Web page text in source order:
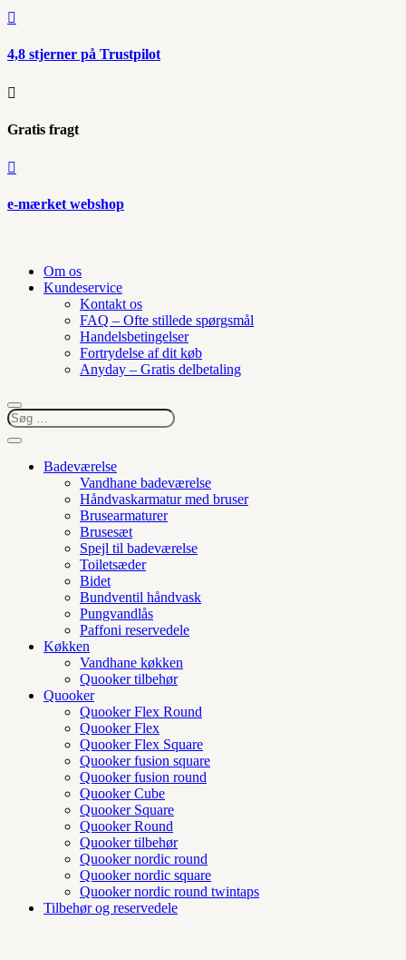

4,8 stjerner på Trustpilot

Gratis fragt

e-mærket webshop
Om os
Kundeservice
Kontakt os
FAQ – Ofte stillede spørgsmål
Handelsbetingelser
Fortrydelse af dit køb
Anyday – Gratis delbetaling
Badeværelse
Vandhane badeværelse
Håndvaskarmatur med bruser
Brusearmaturer
Brusesæt
Spejl til badeværelse
Toiletsæder
Bidet
Bundventil håndvask
Pungvandlås
Paffoni reservedele
Køkken
Vandhane køkken
Quooker tilbehør
Quooker
Quooker Flex Round
Quooker Flex
Quooker Flex Square
Quooker fusion square
Quooker fusion round
Quooker Cube
Quooker Square
Quooker Round
Quooker tilbehør
Quooker nordic round
Quooker nordic square
Quooker nordic round twintaps
Tilbehør og reservedele